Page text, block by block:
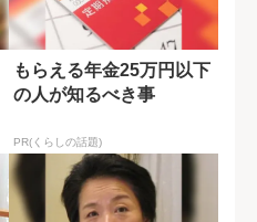
もらえる年金25万円以下
の人が知るべき事
PR(くらしの話題)